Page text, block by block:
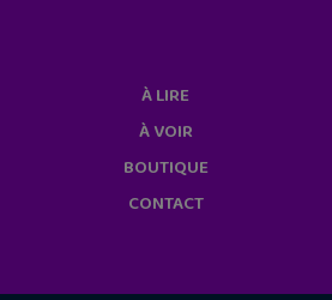
À LIRE
À VOIR
BOUTIQUE
CONTACT